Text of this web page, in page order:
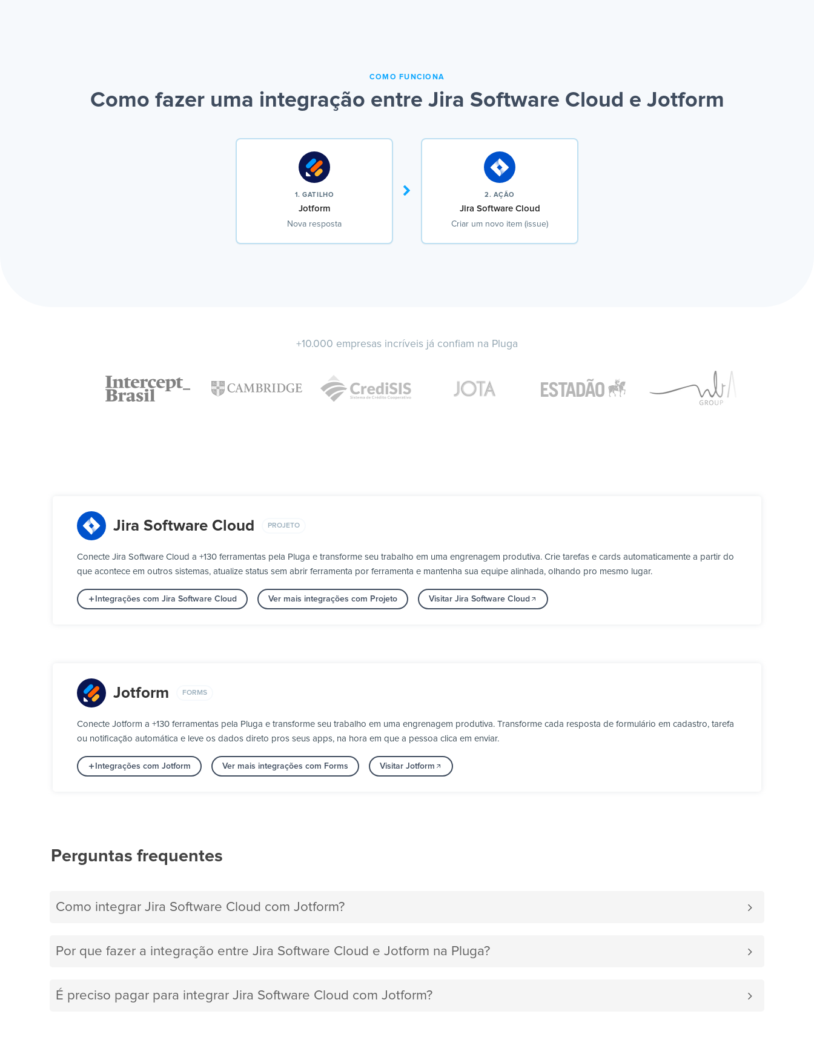
COMO FUNCIONA
Como fazer uma integração entre Jira Software Cloud e Jotform
1. GATILHO
Jotform
Nova resposta
2. AÇÃO
Jira Software Cloud
Criar um novo item (issue)
+10.000 empresas incríveis já confiam na Pluga
Jira Software Cloud PROJETO
Conecte Jira Software Cloud a +130 ferramentas pela Pluga e transforme seu trabalho em uma engrenagem produtiva. Crie tarefas e cards automaticamente a partir do
que acontece em outros sistemas, atualize status sem abrir ferramenta por ferramenta e mantenha sua equipe alinhada, olhando pro mesmo lugar.
Integrações com Jira Software Cloud Ver mais integrações com Projeto Visitar Jira Software Cloud
Jotform FORMS
Conecte Jotform a +130 ferramentas pela Pluga e transforme seu trabalho em uma engrenagem produtiva. Transforme cada resposta de formulário em cadastro, tarefa
ou notificação automática e leve os dados direto pros seus apps, na hora em que a pessoa clica em enviar.
Integrações com Jotform Ver mais integrações com Forms Visitar Jotform
Perguntas frequentes
Como integrar Jira Software Cloud com Jotform?
Por que fazer a integração entre Jira Software Cloud e Jotform na Pluga?
É preciso pagar para integrar Jira Software Cloud com Jotform?